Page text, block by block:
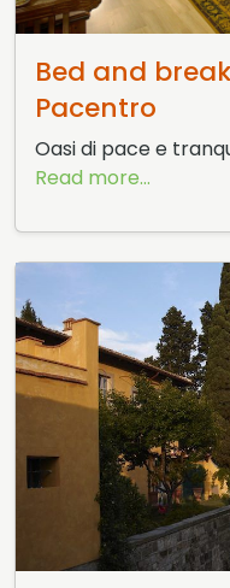
31 Maggio 2015
Bed and
Pacentro
Oasi di pace e
Read more...